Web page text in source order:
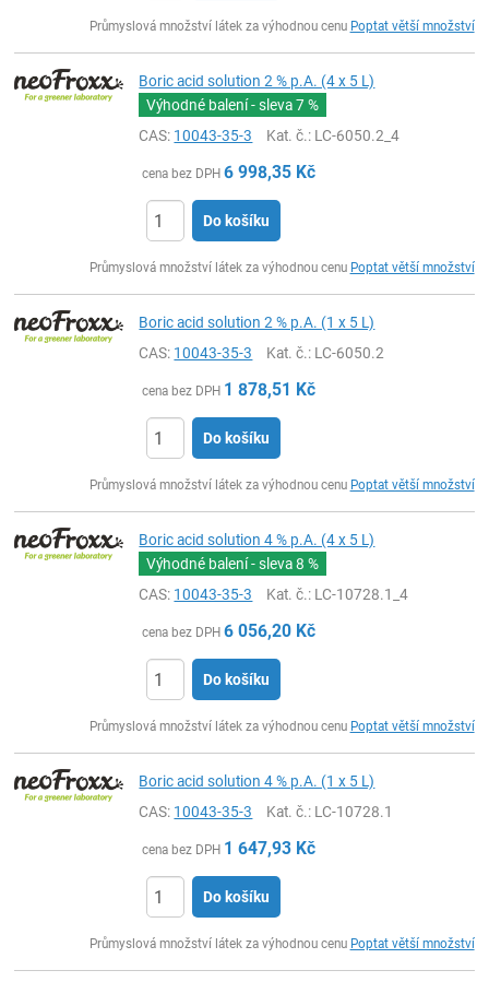
Průmyslová množství látek za výhodnou cenu Poptat větší množství
Boric acid solution 2 % p.A. (4 x 5 L)
Výhodné balení - sleva7 %
CAS: 10043-35-3 Kat. č.: LC-6050.2_4
cena bez DPH 6 998,35 Kč
Do košíku
Průmyslová množství látek za výhodnou cenu Poptat větší množství
Boric acid solution 2 % p.A. (1 x 5 L)
CAS: 10043-35-3 Kat. č.: LC-6050.2
cena bez DPH 1 878,51 Kč
Do košíku
Průmyslová množství látek za výhodnou cenu Poptat větší množství
Boric acid solution 4 % p.A. (4 x 5 L)
Výhodné balení - sleva8 %
CAS: 10043-35-3 Kat. č.: LC-10728.1_4
cena bez DPH 6 056,20 Kč
Do košíku
Průmyslová množství látek za výhodnou cenu Poptat větší množství
Boric acid solution 4 % p.A. (1 x 5 L)
CAS: 10043-35-3 Kat. č.: LC-10728.1
cena bez DPH 1 647,93 Kč
Do košíku
Průmyslová množství látek za výhodnou cenu Poptat větší množství